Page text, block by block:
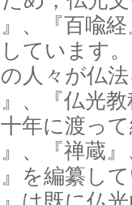
、『百喩
ています
人々が仏
、『仏光
年に渡っ
、『禅蔵
を編纂し